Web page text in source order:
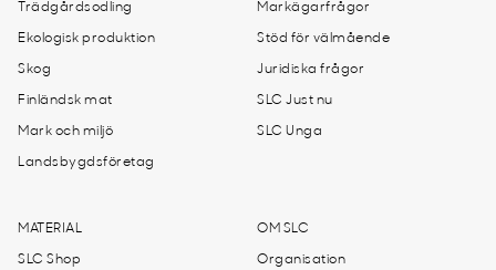
Trädgårdsodling
Ekologisk produktion
Skog
Finländsk mat
Mark och miljö
Landsbygdsföretag
Markägarfrågor
Stöd för välmående
Juridiska frågor
SLC Just nu
SLC Unga
MATERIAL
SLC Shop
OM SLC
Organisation